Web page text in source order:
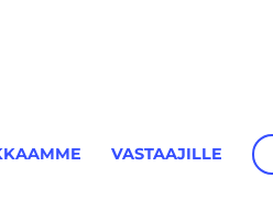
VASTAAJILLE